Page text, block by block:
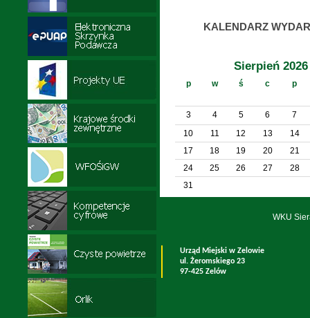
KALENDARZ
Sierpień 2026
p w ś c p
3 4 5 6
7
10
11 12 13
14
17
18 19 20
21
24
25 26 27
28
31
WKU
Urząd Miejski w Zelowie
ul. Żeromskiego 23
97-425 Zelów